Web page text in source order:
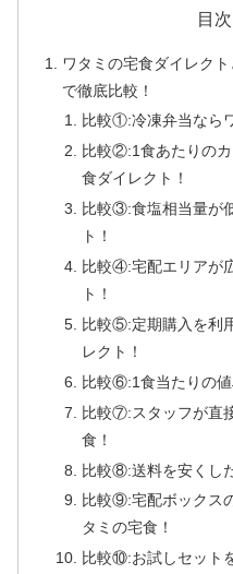
目次
ワタミの宅食ダイレク
で徹底比較！
比較①:冷凍弁当なら
比較②:1食あたりの
食ダイレクト！
比較③:食塩相当量が
ト！
比較④:宅配エリアが
ト！
比較⑤:定期購入を利
レクト！
比較⑥:1食当たりの値
比較⑦:スタッフが直
食！
比較⑧:送料を安くし
比較⑨:宅配ボックス
タミの宅食！
比較⑩:お試しセット